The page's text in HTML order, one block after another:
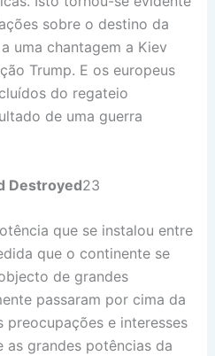
sobre o destino da
uma chantagem a Kiev
Trump. E os europeus
do regateio
de uma guerra
Destroyed23
que se instalou entre
que o continente se
de grandes
passaram por cima da
preocupações e interesses
as grandes potências da